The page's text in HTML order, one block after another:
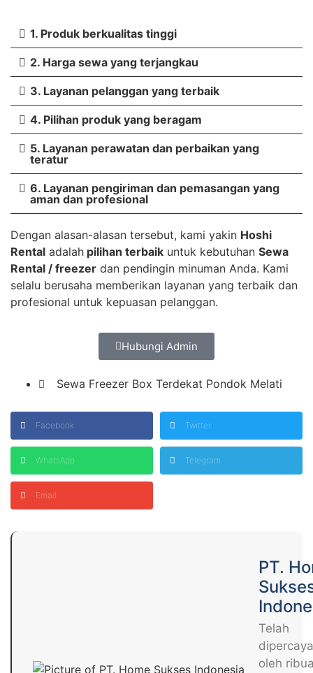
1. Produk berkualitas tinggi
2. Harga sewa yang terjangkau
3. Layanan pelanggan yang terbaik
4. Pilihan produk yang beragam
5. Layanan perawatan dan perbaikan yang
teratur
6. Layanan pengiriman dan pemasangan yang
aman dan profesional
Dengan alasan-alasan tersebut, kami yakin Hoshi
Rental adalah pilihan terbaik untuk kebutuhan Sewa
Rental / freezer dan pendingin minuman Anda. Kami
selalu berusaha memberikan layanan yang terbaik dan
profesional untuk kepuasan pelanggan.
Hubungi Admin
Sewa Freezer Box Terdekat Pondok Melati
Facebook Twitter
WhatsApp Telegram
Email
PT.
Telah
dipercaya
oleh